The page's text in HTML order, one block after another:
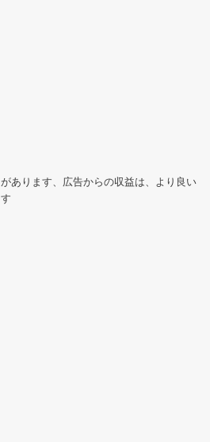
あります、広告からの収益は、より良い